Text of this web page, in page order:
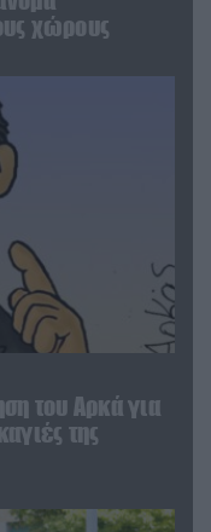
χώρους
του Αρκά για
της